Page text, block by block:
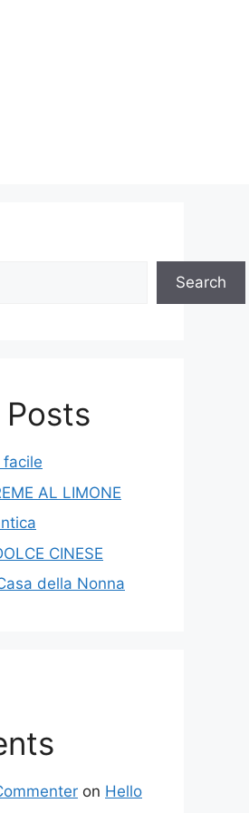
Search
facile
AL LIMONE
CINESE
della Nonna
on Hello